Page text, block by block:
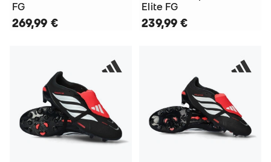
FG
269,99 €
Elite FG
239,99 €